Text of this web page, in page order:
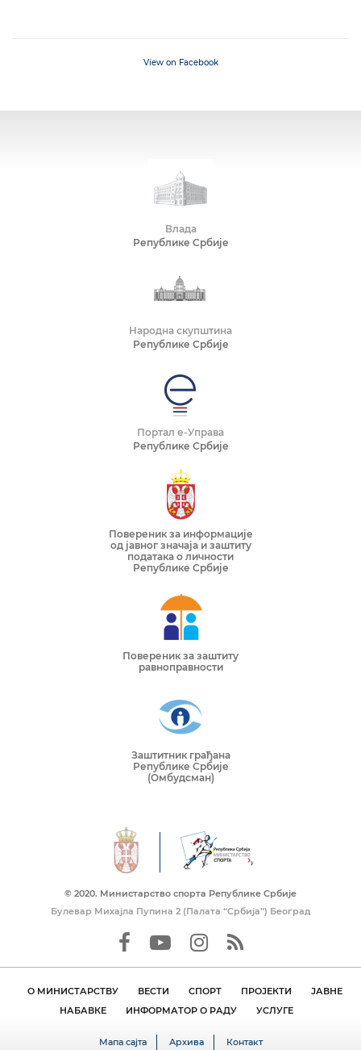
View on Facebook
Влада
Републике Србије
Народна скупштина
Републике Србије
Портал е-Управа
Републике Србије
Повереник за информације
од јавног значаја и заштиту
података о личности
Републике Србије
Повереник за заштиту
равноправности
Заштитник грађана
Републике Србије
(Омбудсман)
© 2020. Mинистарство спорта Републике Србије
Булевар Михајла Пупина 2 (Палата “Србија”) Београд
О МИНИСТАРСТВУ ВЕСТИ СПОРТ ПРОЈЕКТИ
ЈАВНЕ
НАБАВКЕ
ИНФОРМАТОР О РАДУ УСЛУГЕ
Мапа сајта Архива Контакт